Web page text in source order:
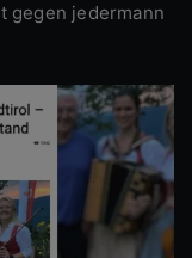
gegen jedermann